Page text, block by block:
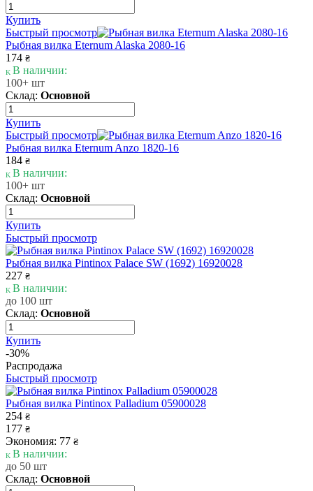
Купить
Быстрый просмотр
Рыбная вилка Eternum Alaska 2080-16
174 ₴
В наличии:
100+ шт
Склад: Основной
Купить
Быстрый просмотр
Рыбная вилка Eternum Anzo 1820-16
184 ₴
В наличии:
100+ шт
Склад: Основной
Купить
Быстрый просмотр
Рыбная вилка Pintinox Palace SW (1692) 16920028
227 ₴
В наличии:
до 100 шт
Склад: Основной
Купить
-30%
Распродажа
Быстрый просмотр
Рыбная вилка Pintinox Palladium 05900028
254 ₴
177 ₴
Экономия: 77 ₴
В наличии:
до 50 шт
Склад: Основной